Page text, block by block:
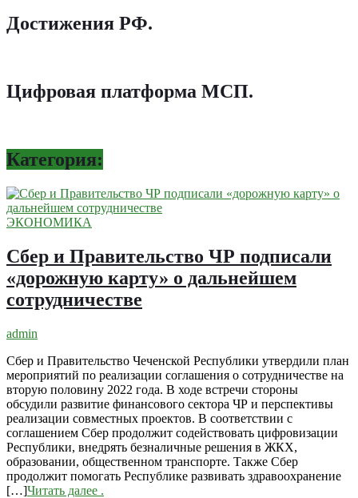
Достижения РФ.
Цифровая платформа МСП.
Категория:
ЭКОНОМИКА
Сбер и Правительство ЧР подписали
«дорожную карту» о дальнейшем
сотрудничестве
admin
Сбер и Правительство Чеченской Республики утвердили план
мероприятий по реализации соглашения о сотрудничестве на
вторую половину 2022 года. В ходе встречи стороны
обсудили развитие финансового сектора ЧР и перспективы
реализации совместных проектов. В соответствии с
соглашением Сбер продолжит содействовать цифровизации
Республики, внедрять безналичные решения в ЖКХ,
образовании, общественном транспорте. Также Сбер
продолжит помогать Республике развивать здравоохранение
[…]Читать далее .